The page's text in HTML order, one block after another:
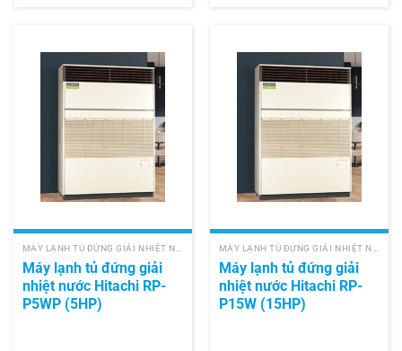
Máy lạnh tủ đứng giải
nhiệt nước Hitachi RP-
P5WP (5HP)
Máy lạnh tủ đứng giải
nhiệt nước Hitachi RP-
P15W (15HP)